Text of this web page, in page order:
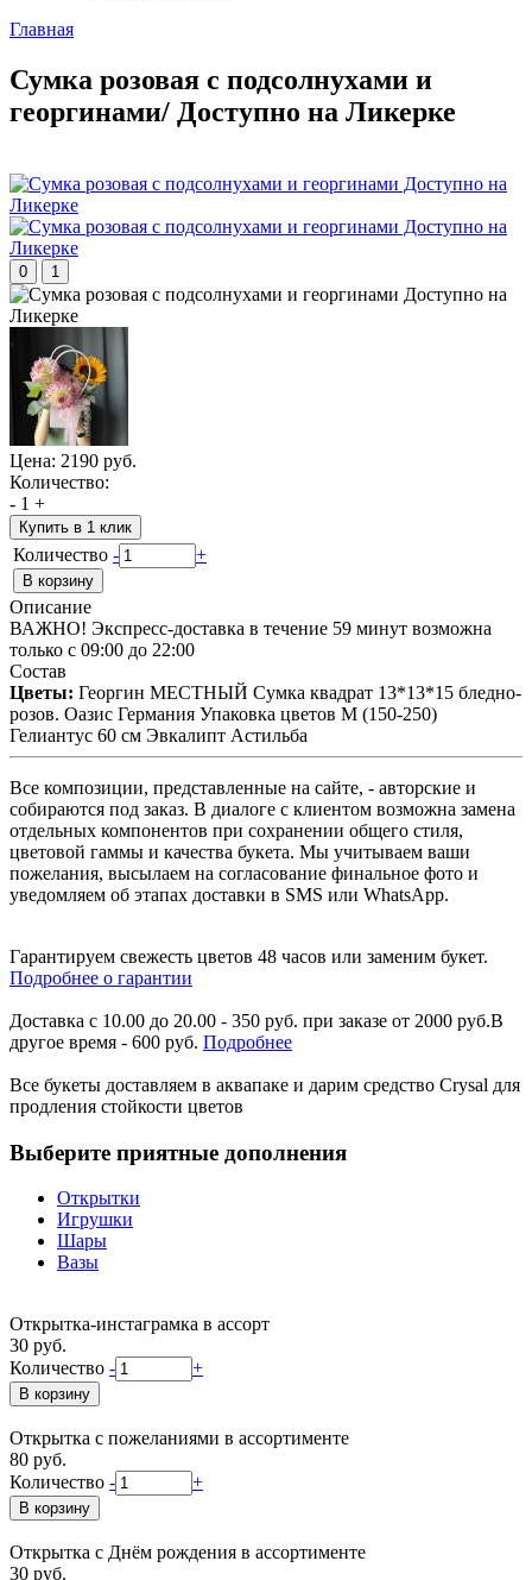
Главная
Сумка розовая с подсолнухами и
георгинами/ Доступно на Ликерке
0 1
Цена: 2190 руб.
Количество:
- 1 +
Купить в 1 клик
Количество - +
Описание
ВАЖНО! Экспресс-доставка в течение 59 минут возможна
только с 09:00 до 22:00
Состав
Цветы: Георгин МЕСТНЫЙ Сумка квадрат 13*13*15 бледно-
розов. Оазис Германия Упаковка цветов M (150-250)
Гелиантус 60 см Эвкалипт Астильба
Все композиции, представленные на сайте, - авторские и
собираются под заказ. В диалоге с клиентом возможна замена
отдельных компонентов при сохранении общего стиля,
цветовой гаммы и качества букета. Мы учитываем ваши
пожелания, высылаем на согласование финальное фото и
уведомляем об этапах доставки в SMS или WhatsApp.
Гарантируем свежесть цветов 48 часов или заменим букет.
Подробнее о гарантии
Доставка с 10.00 до 20.00 - 350 руб. при заказе от 2000 руб.В
другое время - 600 руб. Подробнее
Все букеты доставляем в аквапаке и дарим средство Crysal для
продления стойкости цветов
Выберите приятные дополнения
Открытки
Игрушки
Шары
Вазы
Открытка-инстаграмка в ассорт
30 руб.
Количество - +
Открытка с пожеланиями в ассортименте
80 руб.
Количество - +
Открытка с Днём рождения в ассортименте
30 руб.